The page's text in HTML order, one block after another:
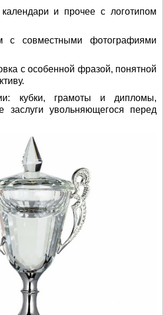
и прочее с логотипом
с совместными фотографиями
с особенной фразой, понятной
кубки, грамоты и дипломы,
увольняющегося перед